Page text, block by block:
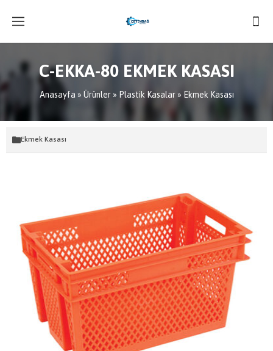
C-EKKA-80 EKMEK KASASI
Anasayfa » Ürünler» Plastik Kasalar» Ekmek Kasası
Ekmek Kasası